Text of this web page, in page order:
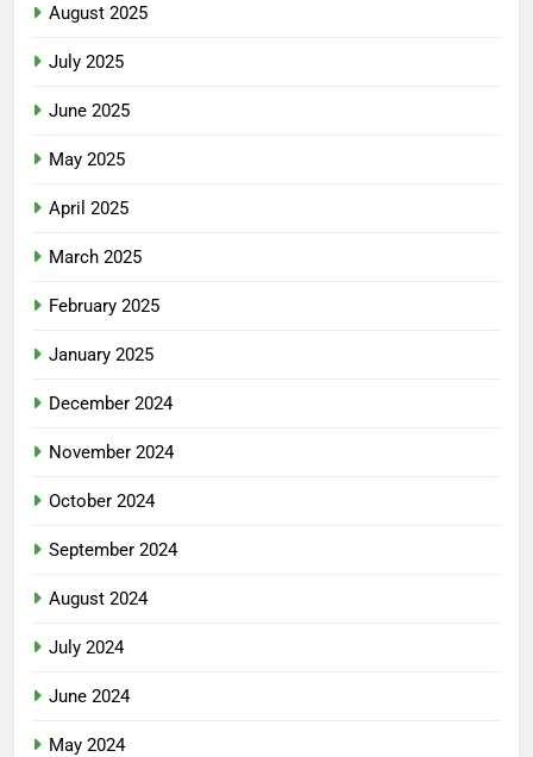
August 2025
July 2025
June 2025
May 2025
April 2025
March 2025
February 2025
January 2025
December 2024
November 2024
October 2024
September 2024
August 2024
July 2024
June 2024
May 2024